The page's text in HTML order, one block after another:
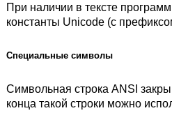
При наличии в тексте
константы Unicode (с
Специальные символы
Символьная строка ANSI
конца такой строки можно